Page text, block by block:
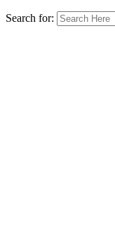
Search for: